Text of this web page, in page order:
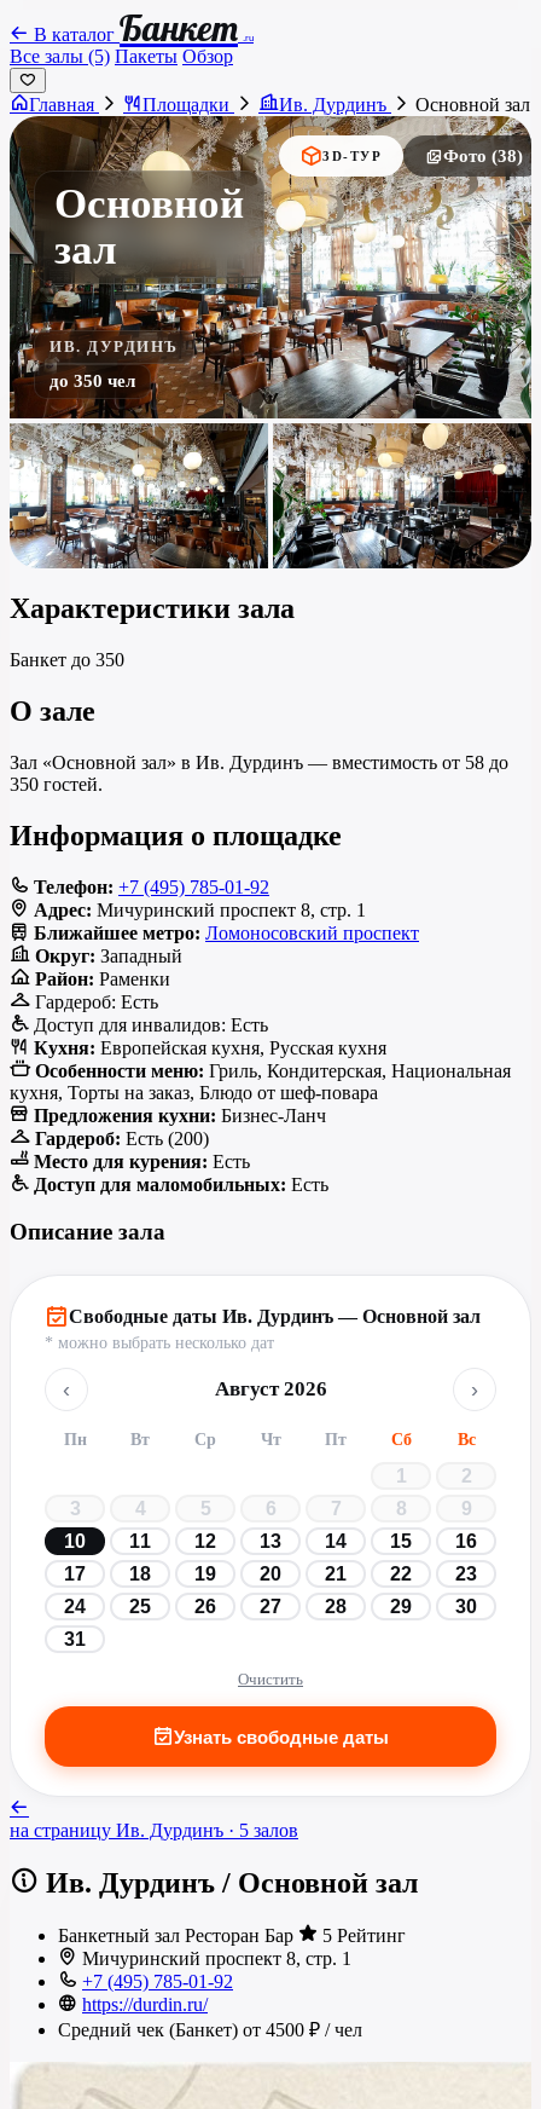
В каталог Банкет .ru
Все залы (5) Пакеты Обзор
Главная Площадки Ив. Дурдинъ Основной зал
Основной
зал
3D-ТУР Фото (38)
ИВ. ДУРДИНЪ
до 350 чел
Характеристики зала
Банкет до 350
О зале
Зал «Основной зал» в Ив. Дурдинъ — вместимость от 58 до
350 гостей.
Информация о площадке
Телефон: +7 (495) 785-01-92
Адрес: Мичуринский проспект 8, стр. 1
Ближайшее метро: Ломоносовский проспект
Округ: Западный
Район: Раменки
Гардероб: Есть
Доступ для инвалидов: Есть
Кухня: Европейская кухня, Русская кухня
Особенности меню: Гриль, Кондитерская, Национальная
кухня, Торты на заказ, Блюдо от шеф-повара
Предложения кухни: Бизнес-Ланч
Гардероб: Есть (200)
Место для курения: Есть
Доступ для маломобильных: Есть
Описание зала
Свободные даты Ив. Дурдинъ — Основной зал
* можно выбрать несколько дат
‹ Август 2026 ›
Пн Вт Ср Чт Пт Сб Вс
1
2
3
4 5 6 7 8
9
10
11 12 13 14 15
16
17
18 19 20 21 22
23
24
25 26 27 28 29
30
31
Очистить
Узнать свободные даты
на страницу Ив. Дурдинъ · 5 залов
Ив. Дурдинъ / Основной зал
Банкетный зал Ресторан Бар
5 Рейтинг
Мичуринский проспект 8, стр. 1
+7 (495) 785-01-92
https://durdin.ru/
Средний чек (Банкет) от 4500 ₽ / чел